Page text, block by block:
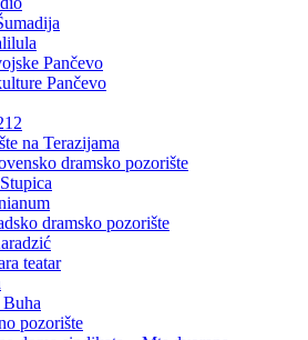
Pančevo
Pančevo
na Terazijama
dramsko pozorište
dramsko pozorište
teatar
pozorište